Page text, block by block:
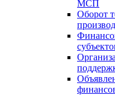
МСП
Оборот